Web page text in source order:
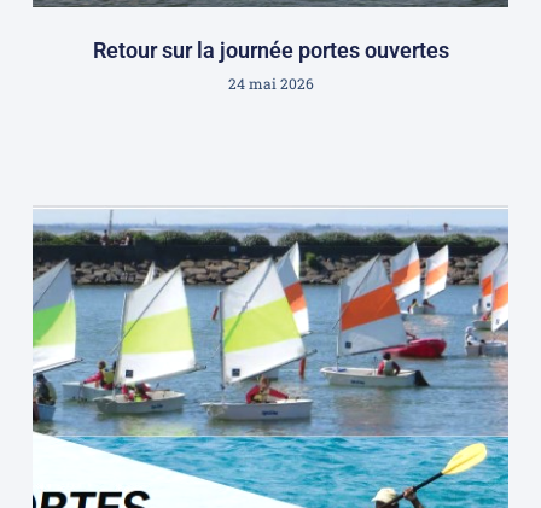
Retour sur la journée portes ouvertes
24 mai 2026